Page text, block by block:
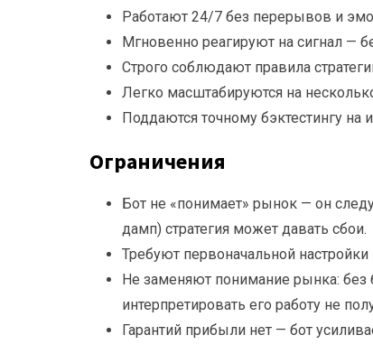
Работают 24/7 без перерывов и
Мгновенно реагируют на сигнал —
Строго соблюдают правила
Легко масштабируются на
Поддаются точному бэктестингу на
Ограничения
Бот не «понимает» рынок — он
дамп) стратегия может давать сбои.
Требуют первоначальной
Не заменяют понимание рынка: без
интерпретировать его работу не
Гарантий прибыли нет — бот